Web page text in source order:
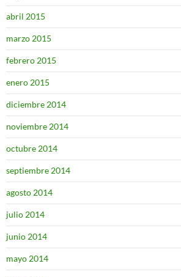
abril 2015
marzo 2015
febrero 2015
enero 2015
diciembre 2014
noviembre 2014
octubre 2014
septiembre 2014
agosto 2014
julio 2014
junio 2014
mayo 2014